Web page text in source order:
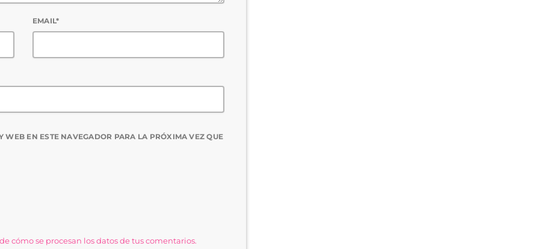
EMAIL*
WEB EN ESTE NAVEGADOR PARA LA PRÓXIMA VEZ QUE
cómo se procesan los datos de tus comentarios.